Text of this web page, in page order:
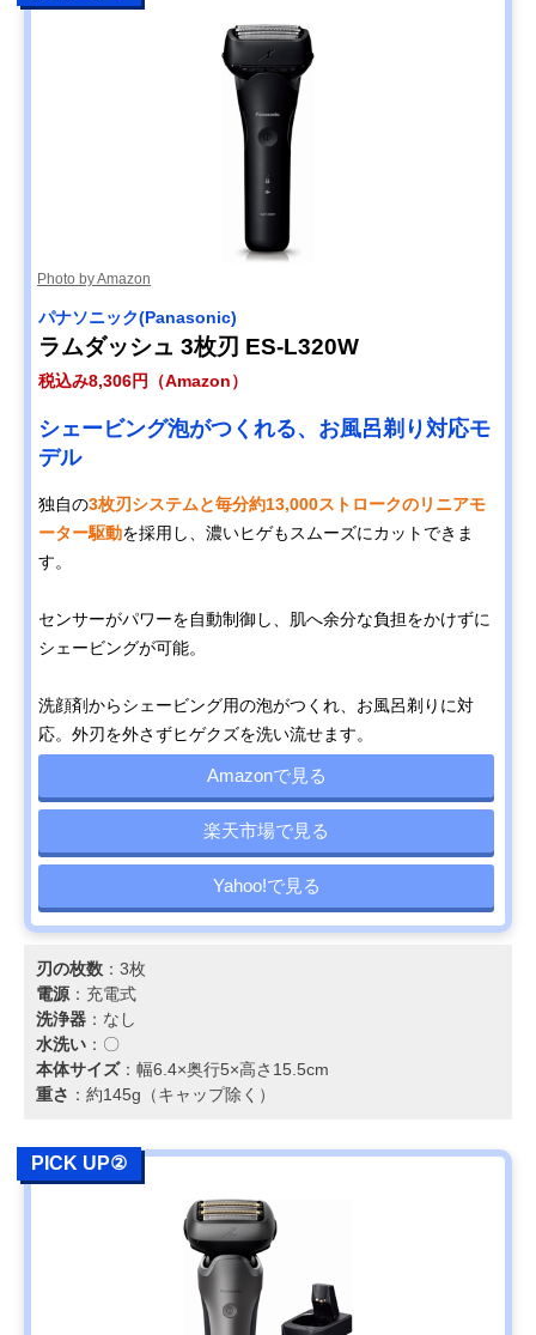
Photo by Amazon
パナソニック(Panasonic)
ラムダッシュ 3枚刃 ES-L320W
税込み8,306円（Amazon）
シェービング泡がつくれる、お風呂剃り対応モ
デル
独自の3枚刃システムと毎分約13,000ストロークのリニアモ
ーター駆動を採用し、濃いヒゲもスムーズにカットできま
す。
センサーがパワーを自動制御し、肌へ余分な負担をかけずに
シェービングが可能。
洗顔剤からシェービング用の泡がつくれ、お風呂剃りに対
応。外刃を外さずヒゲクズを洗い流せます。
Amazonで見る
楽天市場で見る
Yahoo!で見る
刃の枚数 ：3枚
電源 ：充電式
洗浄器 ：なし
水洗い ：〇
本体サイズ：幅6.4×奥行5×高さ15.5cm
重さ ：約145g（キャップ除く）
PICK UP②